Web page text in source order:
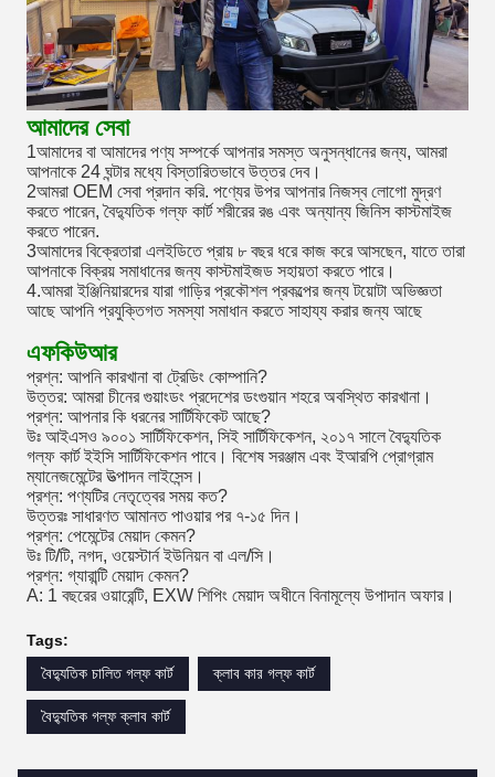
আমাদের সেবা
1আমাদের বা আমাদের পণ্য সম্পর্কে আপনার সমস্ত অনুসন্ধানের জন্য, আমরা
আপনাকে 24 ঘন্টার মধ্যে বিস্তারিতভাবে উত্তর দেব।
2আমরা OEM সেবা প্রদান করি. পণ্যের উপর আপনার নিজস্ব লোগো মুদ্রণ
করতে পারেন, বৈদ্যুতিক গল্ফ কার্ট শরীরের রঙ এবং অন্যান্য জিনিস কাস্টমাইজ
করতে পারেন.
3আমাদের বিক্রেতারা এলইডিতে প্রায় ৮ বছর ধরে কাজ করে আসছেন, যাতে তারা
আপনাকে বিক্রয় সমাধানের জন্য কাস্টমাইজড সহায়তা করতে পারে।
4.আমরা ইঞ্জিনিয়ারদের যারা গাড়ির প্রকৌশল প্রকল্পের জন্য টয়োটা অভিজ্ঞতা
আছে আপনি প্রযুক্তিগত সমস্যা সমাধান করতে সাহায্য করার জন্য আছে
এফকিউআর
প্রশ্ন: আপনি কারখানা বা ট্রেডিং কোম্পানি?
উত্তর: আমরা চীনের গুয়াংডং প্রদেশের ডংগুয়ান শহরে অবস্থিত কারখানা।
প্রশ্ন: আপনার কি ধরনের সার্টিফিকেট আছে?
উঃ আইএসও ৯০০১ সার্টিফিকেশন, সিই সার্টিফিকেশন, ২০১৭ সালে বৈদ্যুতিক
গল্ফ কার্ট ইইসি সার্টিফিকেশন পাবে। বিশেষ সরঞ্জাম এবং ইআরপি প্রোগ্রাম
ম্যানেজমেন্টের উত্পাদন লাইসেন্স।
প্রশ্ন: পণ্যটির নেতৃত্বের সময় কত?
উত্তরঃ সাধারণত আমানত পাওয়ার পর ৭-১৫ দিন।
প্রশ্ন: পেমেন্টের মেয়াদ কেমন?
উঃ টি/টি, নগদ, ওয়েস্টার্ন ইউনিয়ন বা এল/সি।
প্রশ্ন: গ্যারান্টি মেয়াদ কেমন?
A: 1 বছরের ওয়ারেন্টি, EXW শিপিং মেয়াদ অধীনে বিনামূল্যে উপাদান অফার।
Tags:
বৈদ্যুতিক চালিত গল্ফ কার্ট
ক্লাব কার গল্ফ কার্ট
বৈদ্যুতিক গল্ফ ক্লাব কার্ট